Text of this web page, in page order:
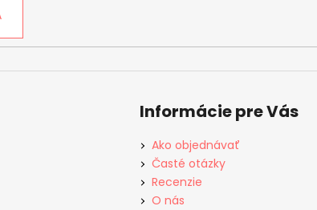
Informácie pre Vás
Ako objednávať
Časté otázky
Recenzie
O nás